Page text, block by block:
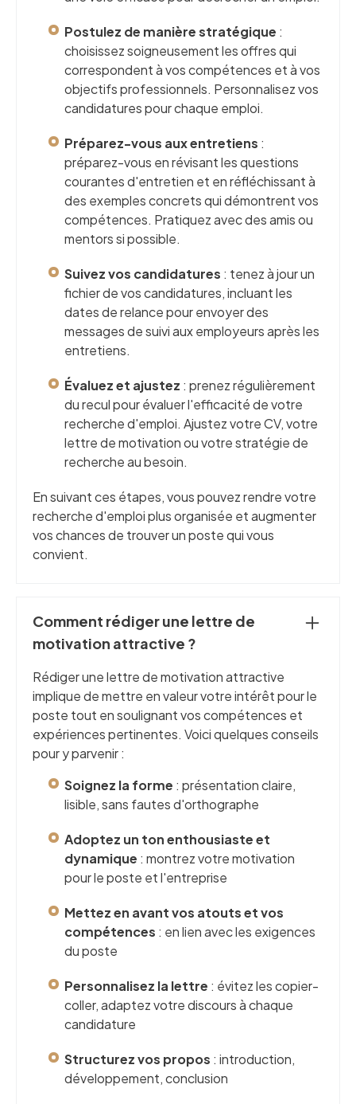
Postulez de manière stratégique :
choisissez soigneusement les offres qui
correspondent à vos compétences et à vos
objectifs professionnels. Personnalisez vos
candidatures pour chaque emploi.
Préparez-vous aux entretiens :
préparez-vous en révisant les questions
courantes d'entretien et en réfléchissant à
des exemples concrets qui démontrent vos
compétences. Pratiquez avec des amis ou
mentors si possible.
Suivez vos candidatures : tenez à jour un
fichier de vos candidatures, incluant les
dates de relance pour envoyer des
messages de suivi aux employeurs après les
entretiens.
Évaluez et ajustez : prenez régulièrement
du recul pour évaluer l'efficacité de votre
recherche d'emploi. Ajustez votre CV, votre
lettre de motivation ou votre stratégie de
recherche au besoin.
En suivant ces étapes, vous pouvez rendre votre
recherche d'emploi plus organisée et augmenter
vos chances de trouver un poste qui vous
convient.
Comment rédiger une lettre de
motivation attractive ?
Rédiger une lettre de motivation attractive
implique de mettre en valeur votre intérêt pour le
poste tout en soulignant vos compétences et
expériences pertinentes. Voici quelques conseils
pour y parvenir :
Soignez la forme : présentation claire,
lisible, sans fautes d'orthographe
Adoptez un ton enthousiaste et
dynamique : montrez votre motivation
pour le poste et l'entreprise
Mettez en avant vos atouts et vos
compétences : en lien avec les exigences
du poste
Personnalisez la lettre : évitez les copier-
coller, adaptez votre discours à chaque
candidature
Structurez vos propos : introduction,
développement, conclusion